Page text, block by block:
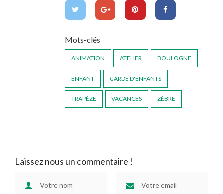
Mots-clés
ANIMATION ATELIER BOULOGNE
ENFANT GARDE D'ENFANTS
TRAPÈZE VACANCES ZÈBRE
Laissez nous un commentaire !